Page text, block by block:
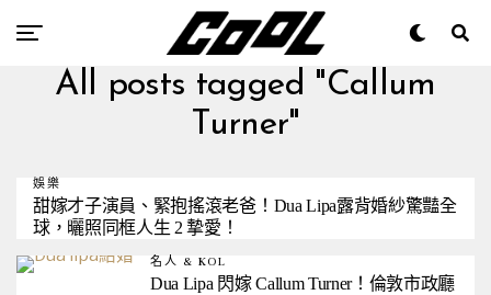
All posts tagged "Callum
Turner"
娛樂
甜嫁才子演員、緊抱搖滾老爸！Dua Lipa露背婚紗驚豔全
球，曬照同框人生 2 摯愛！
名人 & KOL
Dua Lipa 閃嫁 Callum Turner！倫敦市政廳